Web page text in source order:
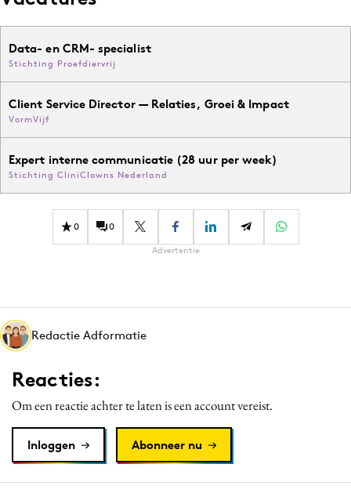
Data- en CRM- specialist
Stichting Proefdiervrij
Client Service Director — Relaties, Groei & Impact
VormVijf
Expert interne communicatie (28 uur per week)
Stichting CliniClowns Nederland
0 0
Advertentie
Redactie Adformatie
Reacties:
Om een reactie achter te laten is een account vereist.
Inloggen Abonneer nu